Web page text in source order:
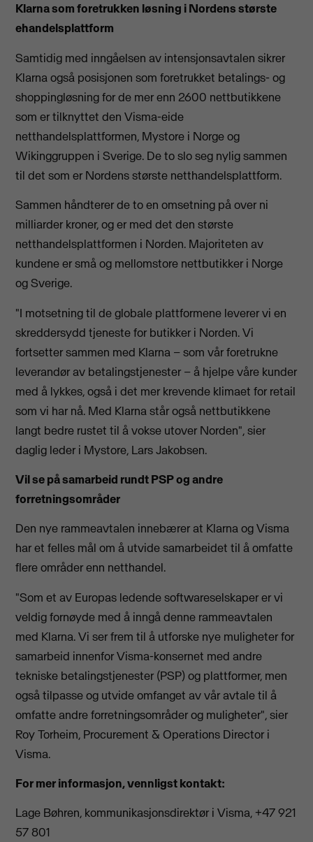
Klarna som foretrukken løsning i Nordens største
ehandelsplattform
Samtidig med inngåelsen av intensjonsavtalen sikrer
Klarna også posisjonen som foretrukket betalings- og
shoppingløsning for de mer enn 2600 nettbutikkene
som er tilknyttet den Visma-eide
netthandelsplattformen, Mystore i Norge og
Wikinggruppen i Sverige. De to slo seg nylig sammen
til det som er Nordens største netthandelsplattform.
Sammen håndterer de to en omsetning på over ni
milliarder kroner, og er med det den største
netthandelsplattformen i Norden. Majoriteten av
kundene er små og mellomstore nettbutikker i Norge
og Sverige.
"I motsetning til de globale plattformene leverer vi en
skreddersydd tjeneste for butikker i Norden. Vi
fortsetter sammen med Klarna – som vår foretrukne
leverandør av betalingstjenester – å hjelpe våre kunder
med å lykkes, også i det mer krevende klimaet for retail
som vi har nå. Med Klarna står også nettbutikkene
langt bedre rustet til å vokse utover Norden", sier
daglig leder i Mystore, Lars Jakobsen.
Vil se på samarbeid rundt PSP og andre
forretningsområder
Den nye rammeavtalen innebærer at Klarna og Visma
har et felles mål om å utvide samarbeidet til å omfatte
flere områder enn netthandel.
"Som et av Europas ledende softwareselskaper er vi
veldig fornøyde med å inngå denne rammeavtalen
med Klarna. Vi ser frem til å utforske nye muligheter for
samarbeid innenfor Visma-konsernet med andre
tekniske betalingstjenester (PSP) og plattformer, men
også tilpasse og utvide omfanget av vår avtale til å
omfatte andre forretningsområder og muligheter", sier
Roy Torheim, Procurement & Operations Director i
Visma.
For mer informasjon, vennligst kontakt:
Lage Bøhren, kommunikasjonsdirektør i Visma, +47 921
57 801